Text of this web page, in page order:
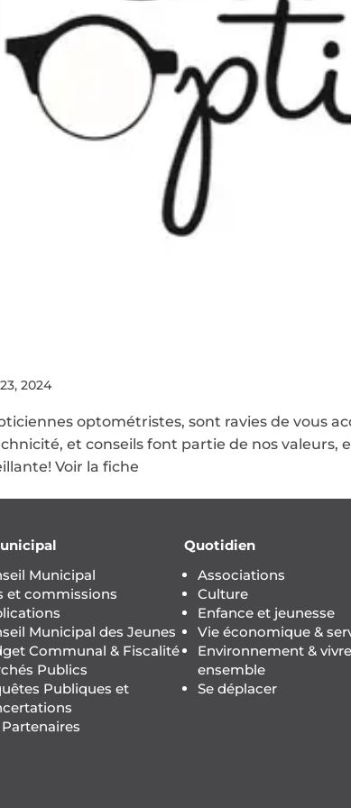
2024
optométristes, sont ravies de vous
et conseils font partie de nos valeurs,
Voir la fiche
Municipal
et commissions
Municipal des Jeunes
Communal & Fiscalité
Publics
Publiques et
Partenaires
Quotidien
Associations
Culture
Enfance et jeunesse
Vie économique &
Environnement & vivre
ensemble
Se déplacer